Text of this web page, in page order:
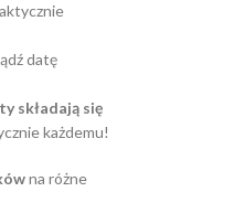
datę
składają się
każdemu!
na różne